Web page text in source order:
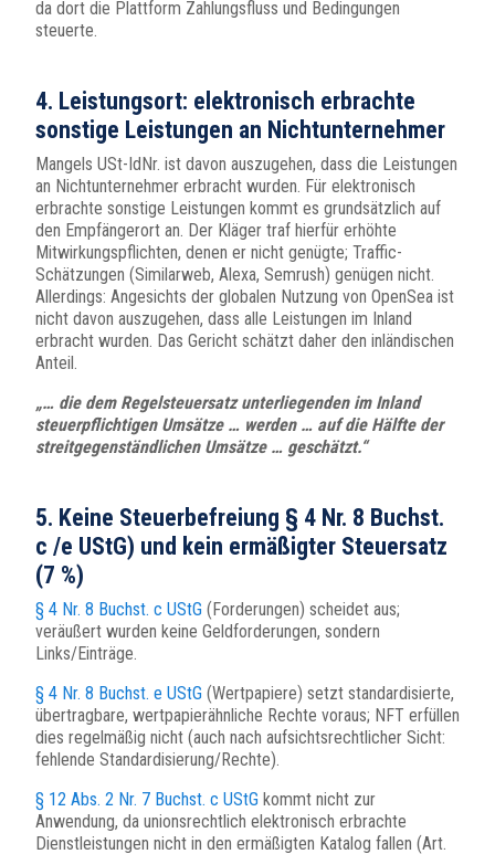
da dort die Plattform Zahlungsfluss und Bedingungen
steuerte.
4. Leistungsort: elektronisch erbrachte
sonstige Leistungen an Nichtunternehmer
Mangels USt-IdNr. ist davon auszugehen, dass die Leistungen
an Nichtunternehmer erbracht wurden. Für elektronisch
erbrachte sonstige Leistungen kommt es grundsätzlich auf
den Empfängerort an. Der Kläger traf hierfür erhöhte
Mitwirkungspflichten, denen er nicht genügte; Traffic-
Schätzungen (Similarweb, Alexa, Semrush) genügen nicht.
Allerdings: Angesichts der globalen Nutzung von OpenSea ist
nicht davon auszugehen, dass alle Leistungen im Inland
erbracht wurden. Das Gericht schätzt daher den inländischen
Anteil.
„… die dem Regelsteuersatz unterliegenden im Inland
steuerpflichtigen Umsätze … werden … auf die Hälfte der
streitgegenständlichen Umsätze … geschätzt.“
5. Keine Steuerbefreiung § 4 Nr. 8 Buchst.
c /e UStG) und kein ermäßigter Steuersatz
(7 %)
§ 4 Nr. 8 Buchst. c UStG (Forderungen) scheidet aus;
veräußert wurden keine Geldforderungen, sondern
Links/Einträge.
§ 4 Nr. 8 Buchst. e UStG (Wertpapiere) setzt standardisierte,
übertragbare, wertpapierähnliche Rechte voraus; NFT erfüllen
dies regelmäßig nicht (auch nach aufsichtsrechtlicher Sicht:
fehlende Standardisierung/Rechte).
§ 12 Abs. 2 Nr. 7 Buchst. c UStG kommt nicht zur
Anwendung, da unionsrechtlich elektronisch erbrachte
Dienstleistungen nicht in den ermäßigten Katalog fallen (Art.